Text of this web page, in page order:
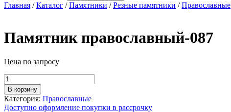
Главная /Каталог /Памятники /Резные памятники /Православные
Памятник православный-087
Цена по запросу
Количество
товара
Памятник
православный-087
В корзину
Категория: Православные
Доступно оформление покупки в рассрочку